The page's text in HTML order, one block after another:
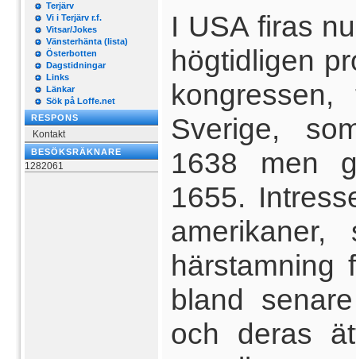
Terjärv
Vi i Terjärv r.f.
Vitsar/Jokes
Vänsterhänta (lista)
Österbotten
Dagstidningar
Links
Länkar
Sök på Loffe.net
RESPONS
Kontakt
BESÖKSRÄKNARE
1282061
I USA firas
högtidligen
Sverige,
1638 men
1655.
härstamning
bland
och deras